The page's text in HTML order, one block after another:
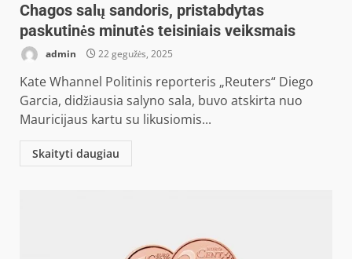
Chagos salų sandoris, pristabdytas
paskutinės minutės teisiniais veiksmais
admin 22 gegužės, 2025
Kate Whannel Politinis reporteris „Reuters“ Diego
Garcia, didžiausia salyno sala, buvo atskirta nuo
Mauricijaus kartu su likusiomis...
Skaityti daugiau